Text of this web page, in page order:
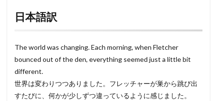
日本語訳
The world was changing. Each morning, when Fletcher
bounced out of the den, everything seemed just a little bit
different.
世界は変わりつつありました。フレッチャーが巣から跳び出
すたびに、何かが少しずつ違っているように感じました。